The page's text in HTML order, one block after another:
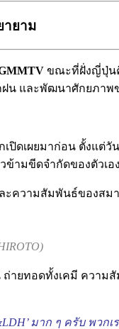
ายาม
ขณะที่ฝั่งญี่ปุ่น
ฝน และพัฒนาศักยภา
เปิดเผยมาก่อน ตั้งแต่
ามขีดจำกัดของตัวเอง
ะความสัมพันธ์ของสม
ถ่ายทอดทั้งเคมี คว
มาก ๆ ครับ พว